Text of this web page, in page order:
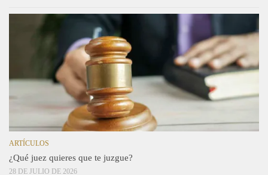
ARTÍCULOS
¿Qué juez quieres que te juzgue?
28 DE JULIO DE 2026